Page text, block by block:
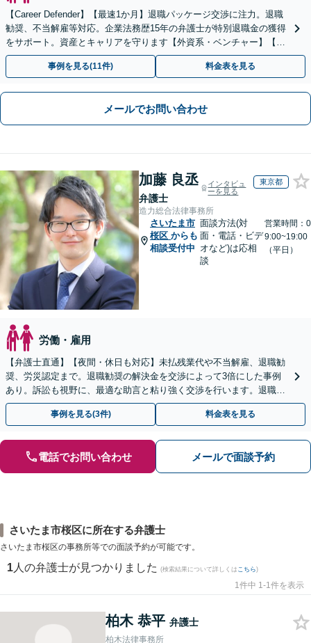
【Career Defender】【最速1か月】退職パッケージ交渉に注力。退職
勧奨、不当解雇等対応。企業法務歴15年の弁護士が特別退職金の獲得
をサポート。資産とキャリアを守ります【外資系・ベンチャー】【初
回面談無料】【オンライン完結】
事例を見る(11件) 料金表を見る
メールでお問い合わせ
加藤 良丞
弁護士
インタビュ
ーを見る
東京都
造力総合法律事務所
さいたま市
桜区 からも
相談受付中
面談方法(対
面・電話・ビデ
オなど)は応相
談
営業時間：0
9:00~19:00
（平日）
労働・雇用
【弁護士直通】【夜間・休日も対応】未払残業代や不当解雇、退職勧
奨、労災認定まで。退職勧奨の解決金を交渉によって3倍にした事例
あり。訴訟も視野に、最適な助言と粘り強く交渉を行います。退職前
後、育休中などの状況でも歓迎。まずはご相談下さい！
事例を見る(3件) 料金表を見る
電話でお問い合わせ メールで面談予約
さいたま市桜区に所在する弁護士
さいたま市桜区の事務所等での面談予約が可能です。
1 人の弁護士が見つかりました (検索結果について詳しくは こちら)
1件中 1-1件を表示
柏木 恭平 弁護士
柏木法律事務所